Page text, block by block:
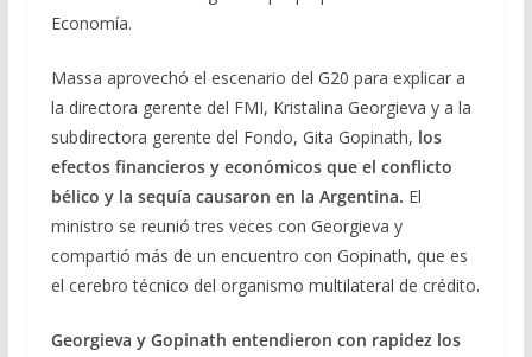
Economía.
Massa aprovechó el escenario del G20 para explicar a
la directora gerente del FMI, Kristalina Georgieva y a la
subdirectora gerente del Fondo, Gita Gopinath, los
efectos financieros y económicos que el conflicto
bélico y la sequía causaron en la Argentina. El
ministro se reunió tres veces con Georgieva y
compartió más de un encuentro con Gopinath, que es
el cerebro técnico del organismo multilateral de crédito.
Georgieva y Gopinath entendieron con rapidez los